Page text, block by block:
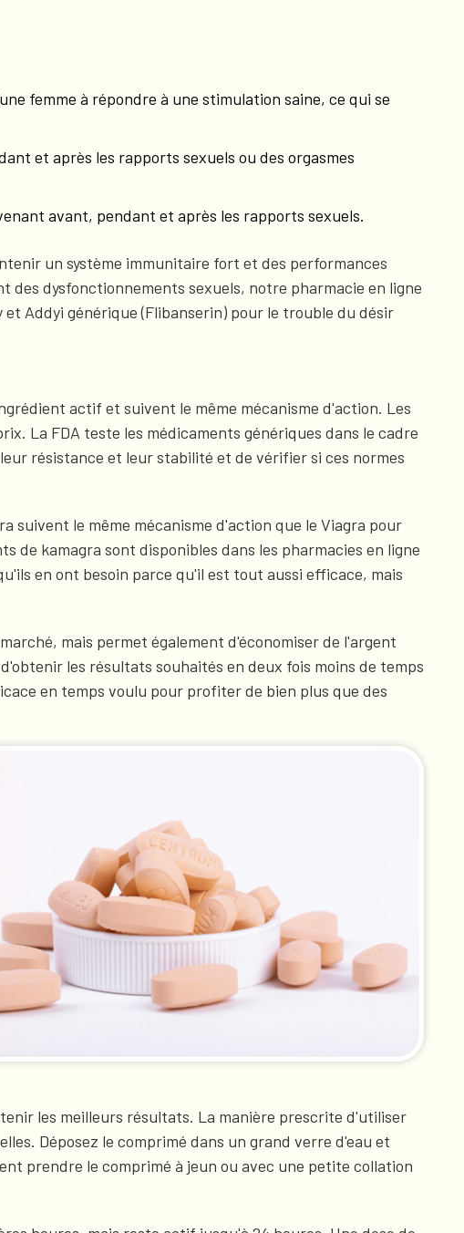
femme à répondre à une stimulation saine, ce qui se
et après les rapports sexuels ou des orgasmes
avant, pendant et après les rapports sexuels.
un système immunitaire fort et des performances
dysfonctionnements sexuels, notre pharmacie en ligne
Addyi générique (Flibanserin) pour le trouble du désir
actif et suivent le même mécanisme d'action. Les
La FDA teste les médicaments génériques dans le cadre
résistance et leur stabilité et de vérifier si ces normes
suivent le même mécanisme d'action que le Viagra pour
kamagra sont disponibles dans les pharmacies en ligne
en ont besoin parce qu'il est tout aussi efficace, mais
mais permet également d'économiser de l'argent
les résultats souhaités en deux fois moins de temps
en temps voulu pour profiter de bien plus que des
les meilleurs résultats. La manière prescrite d'utiliser
Déposez le comprimé dans un grand verre d'eau et
prendre le comprimé à jeun ou avec une petite collation